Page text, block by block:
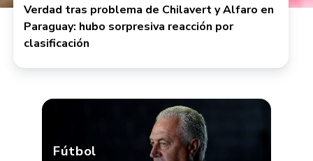
Verdad tras problema de Chilavert y Alfaro en
Paraguay: hubo sorpresiva reacción por
clasificación
Fútbol